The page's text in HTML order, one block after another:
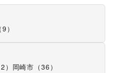
（9 ）
） 岡崎市 （36 ）